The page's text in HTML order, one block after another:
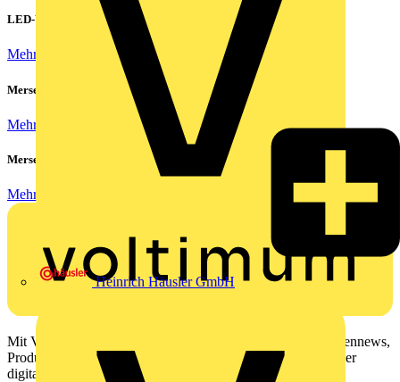
Heinrich Häusler GmbH
LED-Walls effizient betreiben: Hohe Einschaltströme beherrschen
Mehr lesen
Mersen Blitz Überspannungsschutz für Photovoltaik & Wohnbau
Mehr lesen
Mersen ProGrid Lastschaltleisten
Mehr lesen
Mit Voltimum erhalten Elektrofachkräfte Zugang zu Branchennews,
Produktinformationen, Schulungen und Tools – alles auf einer
digitalen Plattform und Community.